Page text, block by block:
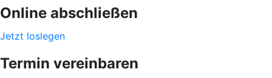
Online abschließen
Jetzt loslegen
Termin vereinbaren